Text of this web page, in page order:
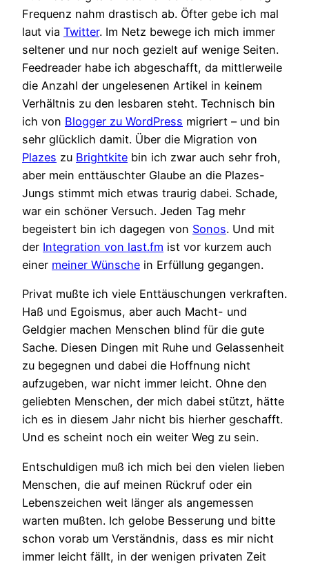
Frequenz nahm drastisch ab. Öfter gebe ich mal
laut via Twitter. Im Netz bewege ich mich immer
seltener und nur noch gezielt auf wenige Seiten.
Feedreader habe ich abgeschafft, da mittlerweile
die Anzahl der ungelesenen Artikel in keinem
Verhältnis zu den lesbaren steht. Technisch bin
ich von Blogger zu WordPress migriert – und bin
sehr glücklich damit. Über die Migration von
Plazes zu Brightkite bin ich zwar auch sehr froh,
aber mein enttäuschter Glaube an die Plazes-
Jungs stimmt mich etwas traurig dabei. Schade,
war ein schöner Versuch. Jeden Tag mehr
begeistert bin ich dagegen von Sonos. Und mit
der Integration von last.fm ist vor kurzem auch
einer meiner Wünsche in Erfüllung gegangen.
Privat mußte ich viele Enttäuschungen verkraften.
Haß und Egoismus, aber auch Macht- und
Geldgier machen Menschen blind für die gute
Sache. Diesen Dingen mit Ruhe und Gelassenheit
zu begegnen und dabei die Hoffnung nicht
aufzugeben, war nicht immer leicht. Ohne den
geliebten Menschen, der mich dabei stützt, hätte
ich es in diesem Jahr nicht bis hierher geschafft.
Und es scheint noch ein weiter Weg zu sein.
Entschuldigen muß ich mich bei den vielen lieben
Menschen, die auf meinen Rückruf oder ein
Lebenszeichen weit länger als angemessen
warten mußten. Ich gelobe Besserung und bitte
schon vorab um Verständnis, dass es mir nicht
immer leicht fällt, in der wenigen privaten Zeit